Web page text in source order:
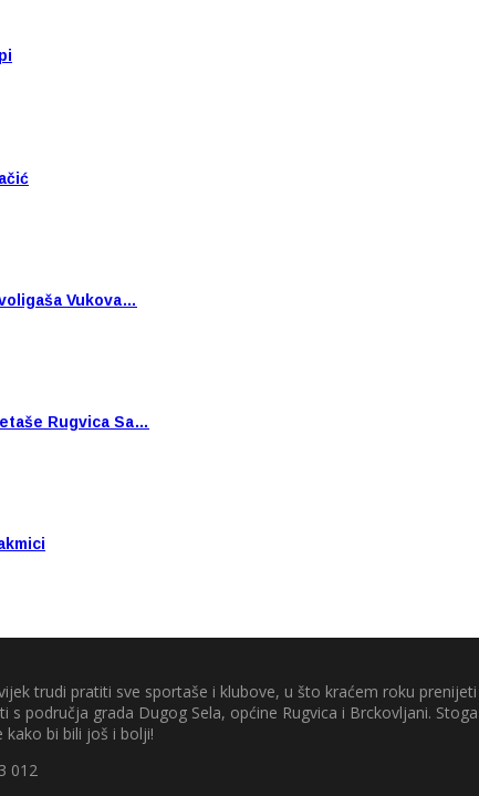
Vukova…
Rugvica Sa…
trudi pratiti sve sportaše i klubove, u što kraćem roku
s područja grada Dugog Sela, općine Rugvica i Brckovljani.
kako bi bili još i bolji!
012